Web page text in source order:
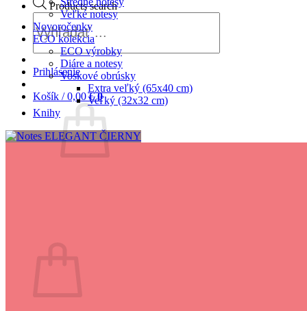
Products search
Prihlásenie
Košík /0,00€ 0
Veľké notesy
Novoročenky
ECO kolekcia
ECO výrobky
Diáre a notesy
Voskové obrúsky
Extra veľký (65x40 cm)
Veľký (32x32 cm)
Knihy